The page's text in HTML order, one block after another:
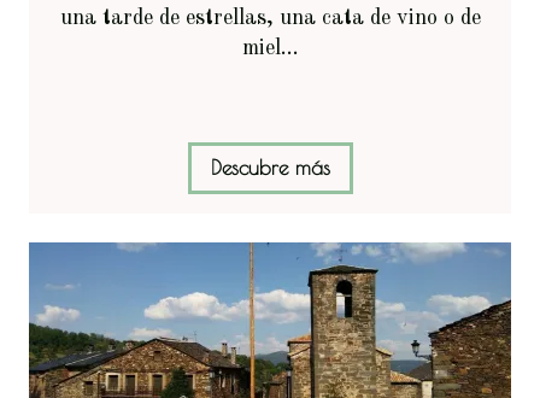
una tarde de estrellas, una cata de vino o de
miel...
Descubre más